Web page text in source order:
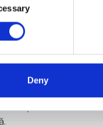
Deny
o familie
implicată în toate
avea un
liniștită. Iar
și acel amestec